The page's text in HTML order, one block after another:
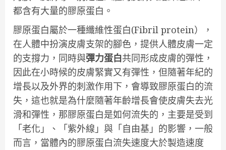
都含有大量的膠原蛋白。
膠原蛋白屬於一種纖維性蛋白(Fibril protein），
在人體中扮演皮膚支架的腳色，提供人體皮膚一定
的支撐力，同時與彈力蛋白共同形成皮膚的彈性，
因此在小時候的皮膚緊實又有彈性，但隨著年紀的
增長以及外界的刺激作用下，會導致膠原蛋白的流
失，這也就是為什麼隨著年齡增長會使皮膚失去光
滑和彈性，那膠原蛋白是如何流失的，主要是受到
「老化」、「紫外線」與「自由基」的影響，一般
而言，當體內的膠原蛋白流失速度大於製造速度